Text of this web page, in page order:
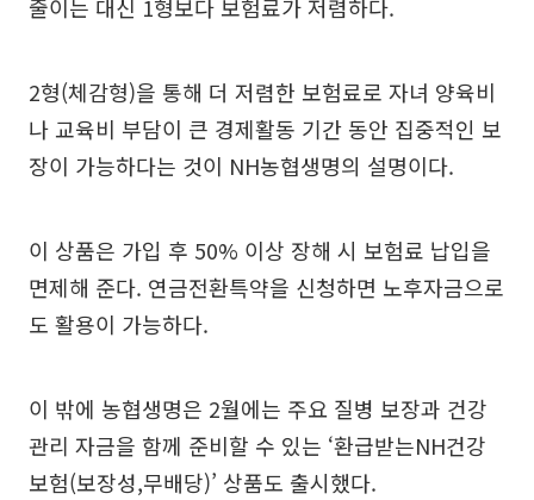
줄이는 대신 1형보다 보험료가 저렴하다.
2형(체감형)을 통해 더 저렴한 보험료로 자녀 양육비
나 교육비 부담이 큰 경제활동 기간 동안 집중적인 보
장이 가능하다는 것이 NH농협생명의 설명이다.
이 상품은 가입 후 50% 이상 장해 시 보험료 납입을
면제해 준다. 연금전환특약을 신청하면 노후자금으로
도 활용이 가능하다.
이 밖에 농협생명은 2월에는 주요 질병 보장과 건강
관리 자금을 함께 준비할 수 있는 ‘환급받는NH건강
보험(보장성,무배당)’ 상품도 출시했다.